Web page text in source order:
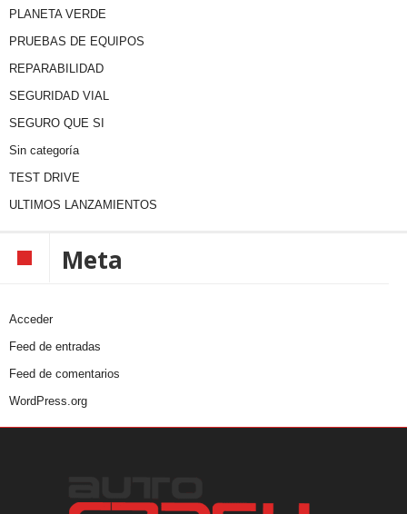
PLANETA VERDE
PRUEBAS DE EQUIPOS
REPARABILIDAD
SEGURIDAD VIAL
SEGURO QUE SI
Sin categoría
TEST DRIVE
ULTIMOS LANZAMIENTOS
Meta
Acceder
Feed de entradas
Feed de comentarios
WordPress.org